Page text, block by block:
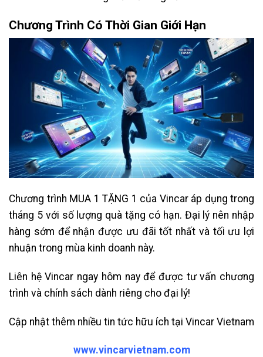
Chương Trình Có Thời Gian Giới Hạn
Chương trình MUA 1 TẶNG 1 của Vincar áp dụng trong
tháng 5 với số lượng quà tặng có hạn. Đại lý nên nhập
hàng sớm để nhận được ưu đãi tốt nhất và tối ưu lợi
nhuận trong mùa kinh doanh này.
Liên hệ Vincar ngay hôm nay để được tư vấn chương
trình và chính sách dành riêng cho đại lý!
Cập nhật thêm nhiều tin tức hữu ích tại Vincar Vietnam
www.vincarvietnam.com